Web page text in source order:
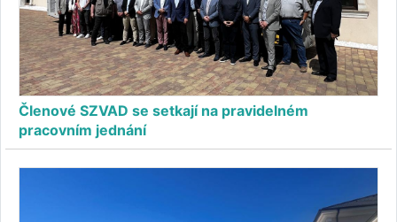
Členové SZVAD se setkají na pravidelném
pracovním jednání